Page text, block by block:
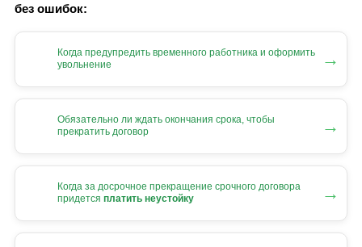
без ошибок:
Когда предупредить временного работника и оформить
увольнение
→
Обязательно ли ждать окончания срока, чтобы
прекратить договор
→
Когда за досрочное прекращение срочного договора
придется платить неустойку →